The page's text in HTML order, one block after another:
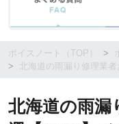
ボイスノート（TOP）
北海道の雨漏り修理業
北海道の雨漏